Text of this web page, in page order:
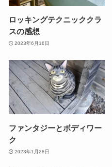
ロッキングテクニッククラ
スの感想
2023年6月16日
ファンタジーとボディワー
ク
2023年1月28日